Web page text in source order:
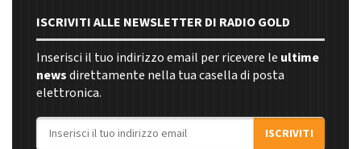
ISCRIVITI ALLE NEWSLETTER DI RADIO GOLD
Inserisci il tuo indirizzo email per ricevere le ultime
newsdirettamente nella tua casella di posta
elettronica.
Indirizzo email
ISCRIVITI